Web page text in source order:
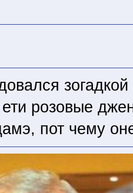
розовые
пот чему